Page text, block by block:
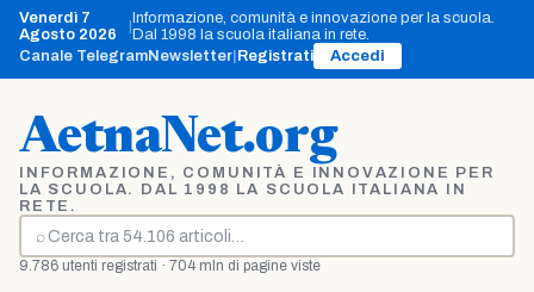
Vai
contenuto
Venerdì 7
Agosto 2026
Informazione, comunità e innovazione per la scuola.
Dal 1998 la scuola italiana in rete.
Canale TelegramNewsletter Registrati Accedi
AetnaNet.org
INFORMAZIONE, COMUNITÀ E INNOVAZIONE PER
LA SCUOLA. DAL 1998 LA SCUOLA ITALIANA IN
RETE.
⌕
Cerca
9.786 utenti registrati · 704 mln di pagine viste